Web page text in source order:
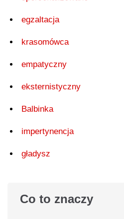
egzaltacja
krasomówca
empatyczny
eksternistyczny
Balbinka
impertynencja
gładysz
Co to znaczy